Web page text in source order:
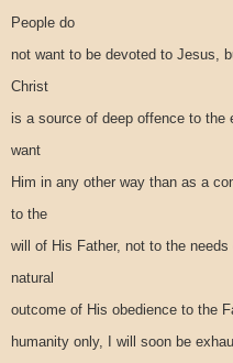
People do
not want to be devoted to Jesus,
Christ
is a source of deep offence to the
want
Him in any other way than as a
to the
will of His Father, not to the
natural
outcome of His obedience to the
humanity only, I will soon be